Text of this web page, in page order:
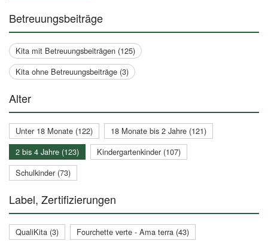
Betreuungsbeiträge
Kita mit Betreuungsbeiträgen (125)
Kita ohne Betreuungsbeiträge (3)
Alter
Unter 18 Monate (122)
18 Monate bis 2 Jahre (121)
2 bis 4 Jahre (123)
Kindergartenkinder (107)
Schulkinder (73)
Label, Zertifizierungen
QualiKita (3)
Fourchette verte - Ama terra (43)